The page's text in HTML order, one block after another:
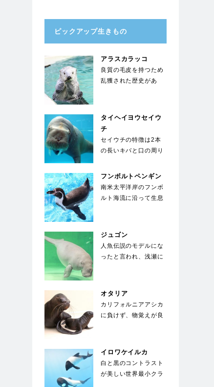
ピックアップ生きもの
アラスカラッコ
良質の毛皮を持つため
乱獲された歴史があ
石…
タイヘイヨウセイウ
チ
セイウチの特徴は2本
の長いキバと口の周り
ゲ。キバは上顎の犬…
フンボルトペンギン
南米太平洋岸のフンボ
ルト海流に沿って生息
ジュゴン
人魚伝説のモデルにな
ったと言われ、浅瀬に
育…
オタリア
カリフォルニアアシカ
に負けず、物覚えが良
イロワケイルカ
白と黒のコントラスト
が美しい世界最小クラ